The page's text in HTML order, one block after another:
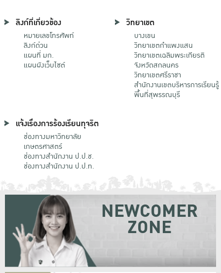
ลิงก์ที่เกี่ยวข้อง
หมายเลขโทรศัพท์
ลิงก์ด่วน
แผนที่ มก.
แผนผังเว็บไซต์
วิทยาเขต
บางเขน
วิทยาเขตกําแพงแสน
วิทยาเขตเฉลิมพระเกียรติ
จังหวัดสกลนคร
วิทยาเขตศรีราชา
สำนักงานเขตบริหารการเรียนรู้
พื้นที่สุพรรณบุรี
แจ้งเรื่องการร้องเรียนทุจริต
ช่องทางมหาวิทยาลัย
เกษตรศาสตร์
ช่องทางสำนักงาน ป.ป.ช.
ช่องทางสำนักงาน ป.ป.ท.
NEWCOMER
ZONE